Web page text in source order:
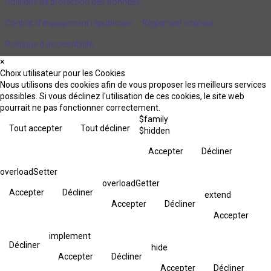
Contrat d'engagement républicain Règlement intérieur
Politique d’accessibilité
×
Choix utilisateur pour les Cookies
Nous utilisons des cookies afin de vous proposer les meilleurs services
possibles. Si vous déclinez l'utilisation de ces cookies, le site web
pourrait ne pas fonctionner correctement.
Tout accepter Tout décliner
$family
$hidden
Accepter Décliner
overloadSetter
Accepter Décliner
overloadGetter
Accepter Décliner
extend
Accepter
Décliner
implement
Accepter Décliner
hide
Accepter Décliner